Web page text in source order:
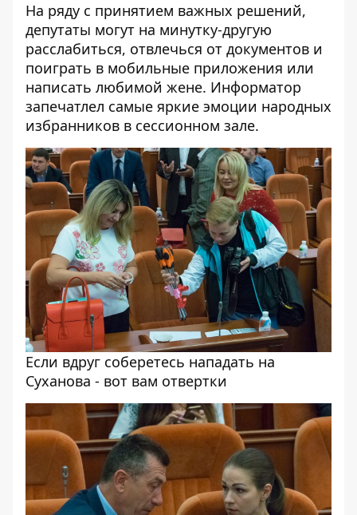
На ряду с принятием важных решений,
депутаты могут на минутку-другую
расслабиться, отвлечься от документов и
поиграть в мобильные приложения или
написать любимой жене. Информатор
запечатлел самые яркие эмоции народных
избранников в сессионном зале.
Если вдруг соберетесь нападать на
Суханова - вот вам отвертки